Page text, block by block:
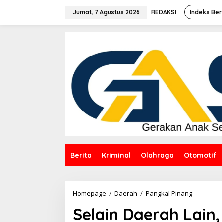
Jumat, 7 Agustus 2026 REDAKSI Indeks
Berita Kriminal Olahraga Otomotif
Homepage / Daerah / Pangkal PinangSelain
Lain,
PT
Selain Daerah